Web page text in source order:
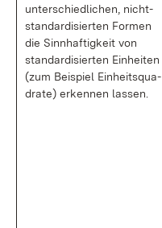
un­ter­schied­li­chen, nicht­
stan­dar­di­sier­ten For­men
die Sinn­haf­tig­keit von
stan­dar­di­sier­ten Ein­hei­ten
(zum Bei­spiel Ein­heits­qua­
dra­te) er­ken­nen las­sen.